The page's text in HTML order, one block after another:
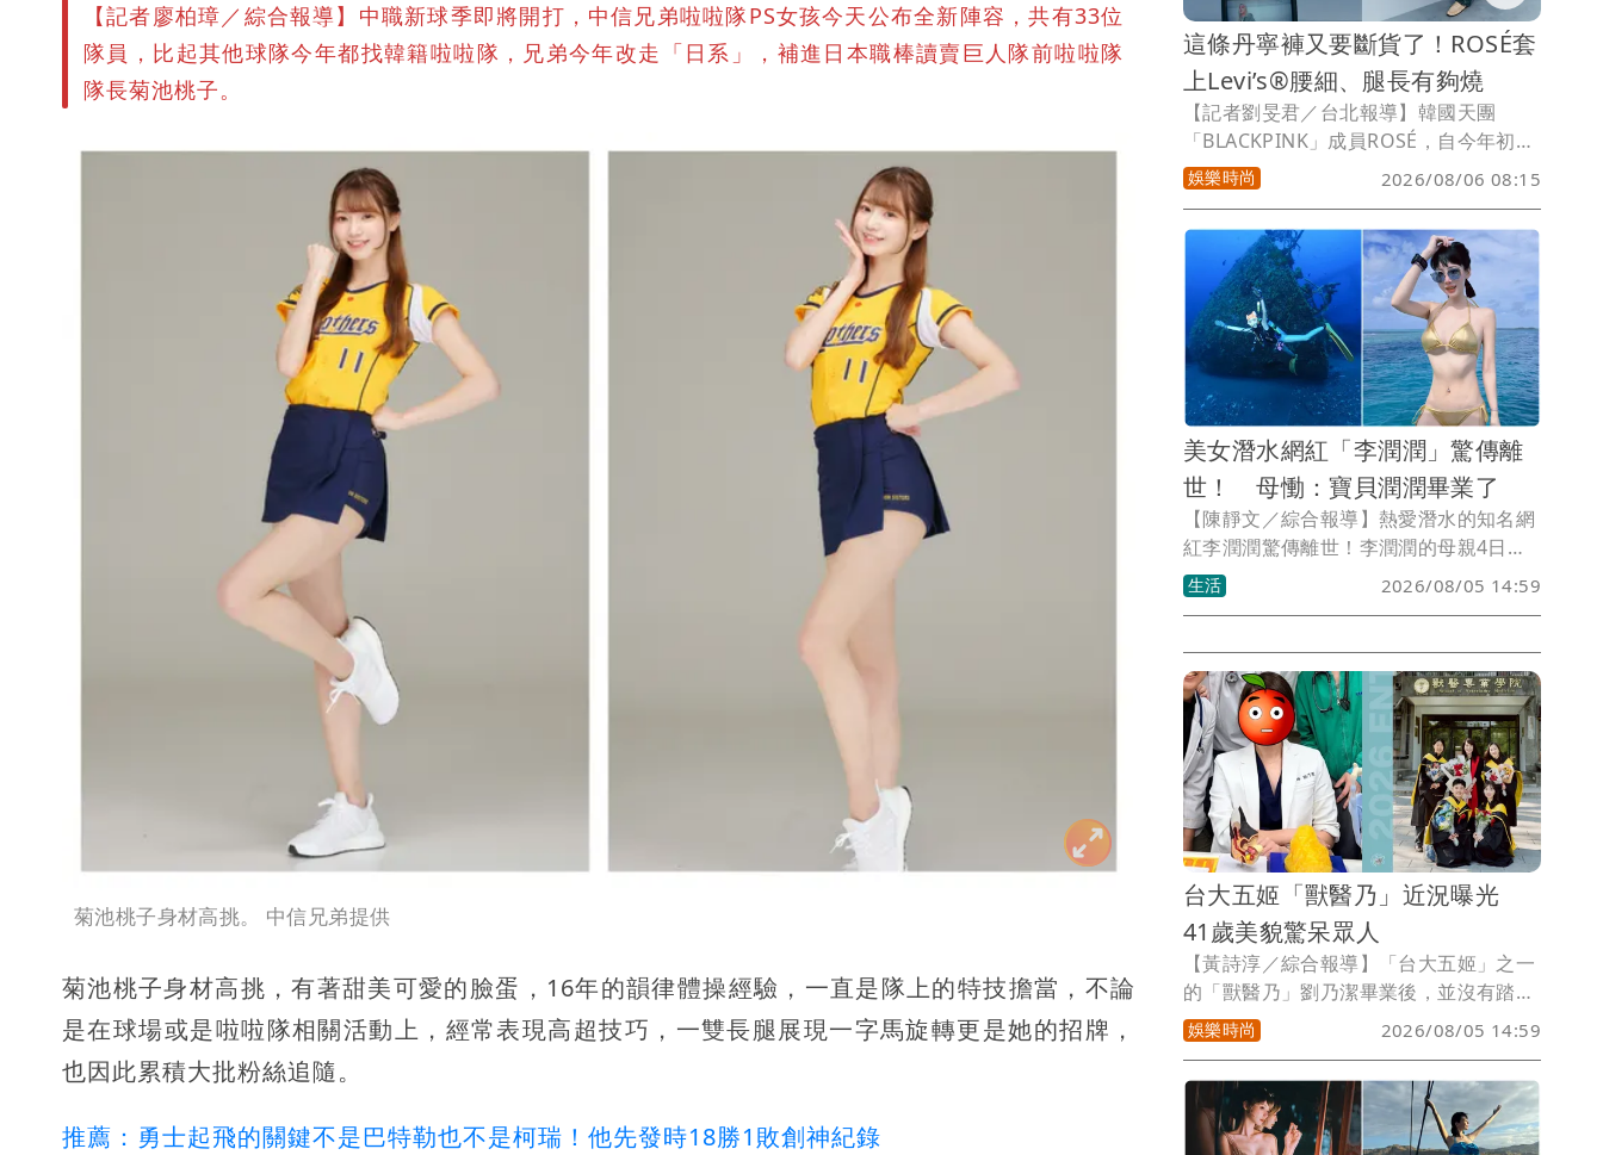
【記者廖柏璋／綜合報導】中職新球季即將開打，中信兄弟啦啦隊PS女孩今天公布全新陣容，共有33位
隊員，比起其他球隊今年都找韓籍啦啦隊，兄弟今年改走「日系」，補進日本職棒讀賣巨人隊前啦啦隊
隊長菊池桃子。
菊池桃子身材高挑。 中信兄弟提供
菊池桃子身材高挑，有著甜美可愛的臉蛋，16年的韻律體操經驗，一直是隊上的特技擔當，不論
是在球場或是啦啦隊相關活動上，經常表現高超技巧，一雙長腿展現一字馬旋轉更是她的招牌，
也因此累積大批粉絲追隨。
推薦：勇士起飛的關鍵不是巴特勒也不是柯瑞！他先發時18勝1敗創神紀錄
這條丹寧褲又要斷貨了！ROSÉ套
上Levi’s®腰細、腿長有夠燒
【記者劉旻君／台北報導】韓國天團
「BLACKPINK」成員ROSÉ，自今年初接
下美國丹寧品牌Levi’s®的全球品牌大使
後，強大帶貨力一度讓她形象照中的同款
靴型褲賣到缺貨。近日如今品牌又釋出女
神全新美照，只見ROSÉ換上一系列丹寧
新品，以小露蠻腰的休閒造型詮釋Loose
Prep美式校園風格，腰細、腿長的慵懶美
樣，預計將再度引發一波粉絲搶購潮。
娛樂時尚 2026/08/06 08:15
美女潛水網紅「李潤潤」驚傳離
世！ 母慟：寶貝潤潤畢業了
【陳靜文／綜合報導】熱愛潛水的知名網
紅李潤潤驚傳離世！李潤潤的母親4日透
過她的臉書發文，悲慟表示「寶貝潤潤畢
業了」，並已低調完成追思禮拜，李母向
「我都替她記著，日後有機會，再替她回
報給你們」，不過並未透露死因。
生活 2026/08/05 14:59
台大五姬「獸醫乃」近況曝光
41歲美貌驚呆眾人
【黃詩淳／綜合報導】「台大五姬」之一
的「獸醫乃」劉乃潔畢業後，並沒有踏進
演藝圈，而是到英國深造，攻讀碩、博
士，之後更回到母校擔任助理教授，近日
她和學生同框的近照曝光，凍齡美貌瞬間
引起熱議。
娛樂時尚 2026/08/05 14:59